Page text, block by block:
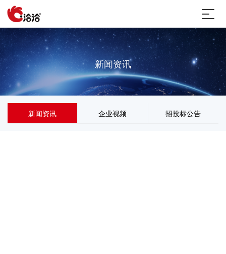
新闻资讯
新闻资讯 企业视频 招投标公告